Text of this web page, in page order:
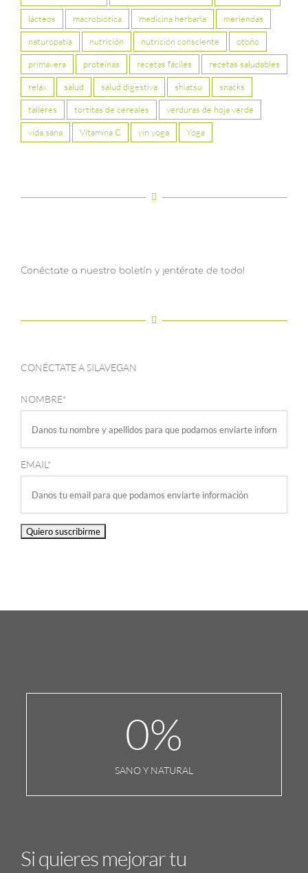
lácteos macrobiótica medicina herbaria meriendas
naturopatía nutrición nutrición consciente otoño
primavera proteínas recetas fáciles recetas saludables
relax salud salud digestiva shiatsu snacks
talleres tortitas de cereales verduras de hoja verde
vida sana Vitamina C yin yoga Yoga
Conéctate a nuestro boletín y ¡entérate de todo!
CONÉCTATE A SILAVEGAN
NOMBRE*
EMAIL*
0%
SANO Y NATURAL
Si quieres mejorar tu